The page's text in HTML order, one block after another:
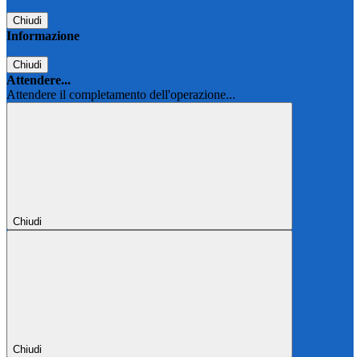
Chiudi
Informazione
Chiudi
Attendere...
Attendere il completamento dell'operazione...
Chiudi
Chiudi